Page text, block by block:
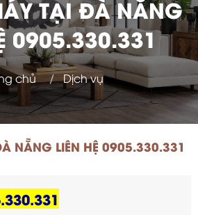
TẠI ĐÀ NẴNG
0905.330.331
chủ Dịch vụ
NẴNG LIÊN HỆ 0905.330.331